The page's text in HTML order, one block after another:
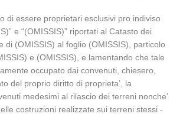
di essere proprietari esclusivi pro indiviso
e “(OMISSIS)” riportati al Catasto dei
di (OMISSIS) al foglio (OMISSIS), particolo
e (OMISSIS), e lamentando che tale
occupato dai convenuti, chiesero,
del proprio diritto di proprieta’, la
medesimi al rilascio dei terreni nonche’
costruzioni realizzate sui terreni stessi -